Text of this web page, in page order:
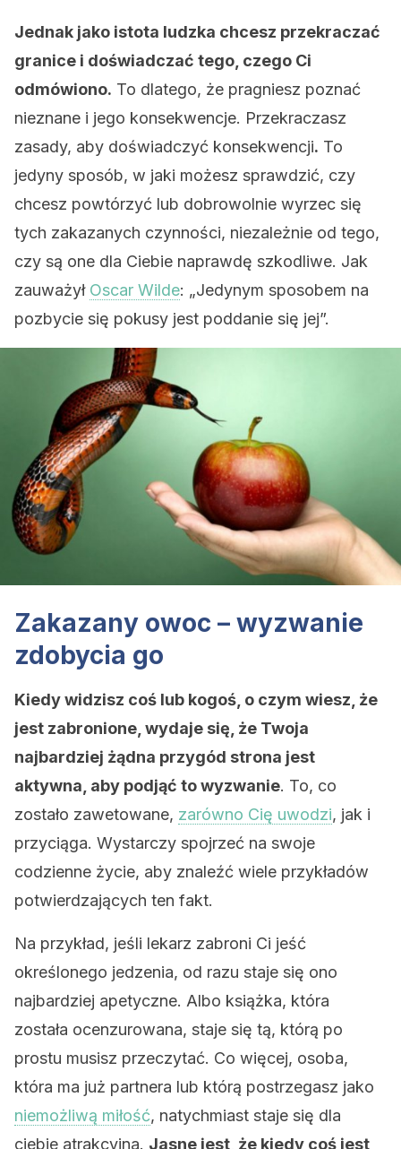
Jednak jako istota ludzka chcesz przekraczać
granice i doświadczać tego, czego Ci
odmówiono. To dlatego, że pragniesz poznać
nieznane i jego konsekwencje. Przekraczasz
zasady, aby doświadczyć konsekwencji. To
jedyny sposób, w jaki możesz sprawdzić, czy
chcesz powtórzyć lub dobrowolnie wyrzec się
tych zakazanych czynności, niezależnie od tego,
czy są one dla Ciebie naprawdę szkodliwe. Jak
zauważył Oscar Wilde: „Jedynym sposobem na
pozbycie się pokusy jest poddanie się jej”.
Zakazany owoc – wyzwanie
zdobycia go
Kiedy widzisz coś lub kogoś, o czym wiesz, że
jest zabronione, wydaje się, że Twoja
najbardziej żądna przygód strona jest
aktywna, aby podjąć to wyzwanie. To, co
zostało zawetowane, zarówno Cię uwodzi, jak i
przyciąga. Wystarczy spojrzeć na swoje
codzienne życie, aby znaleźć wiele przykładów
potwierdzających ten fakt.
Na przykład, jeśli lekarz zabroni Ci jeść
określonego jedzenia, od razu staje się ono
najbardziej apetyczne. Albo książka, która
została ocenzurowana, staje się tą, którą po
prostu musisz przeczytać. Co więcej, osoba,
która ma już partnera lub którą postrzegasz jako
niemożliwą miłość, natychmiast staje się dla
ciebie atrakcyjna. Jasne jest, że kiedy coś jest